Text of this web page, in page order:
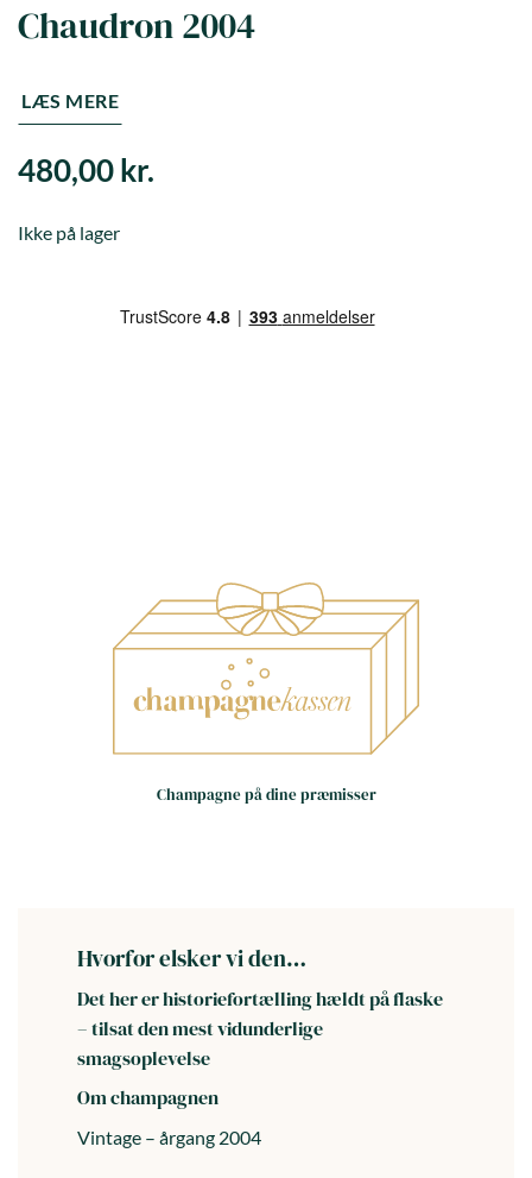
Chaudron 2004
LÆS MERE
480,00kr.
Ikke på lager
Champagne på dine præmisser
Håndværk frem for
Hvorfor elsker vi den…
Det her er historiefortælling hældt på flaske
– tilsat den mest vidunderlige
smagsoplevelse
Om champagnen
Vintage – årgang 2004